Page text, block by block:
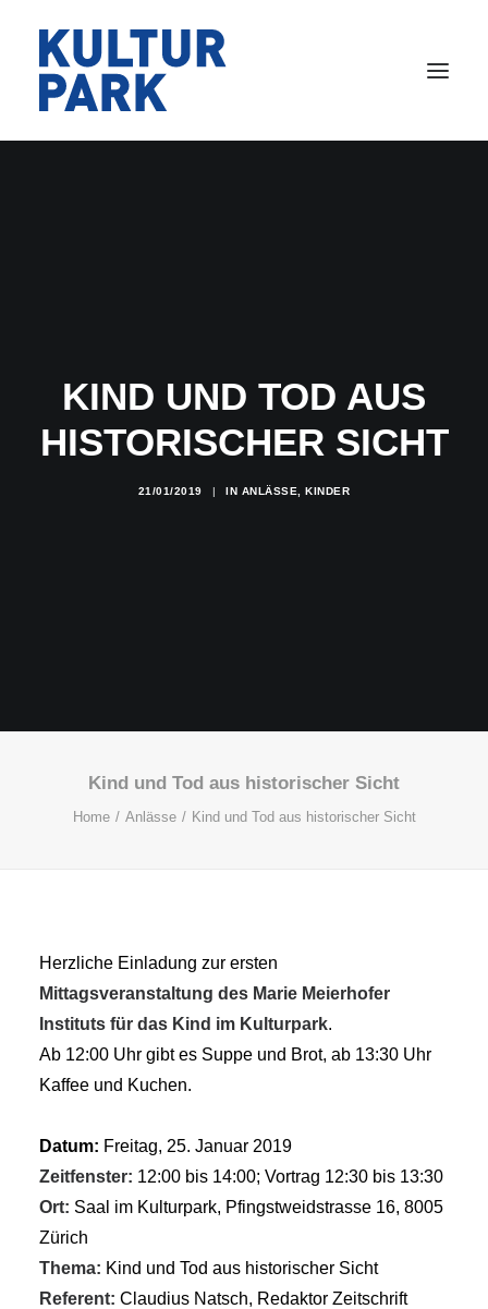
KONTAKT
KIND UND TOD AUS
HISTORISCHER SICHT
21/01/2019 | IN ANLÄSSE ,KINDER
Kind und Tod aus historischer Sicht
Home Anlässe Kind und Tod aus historischer Sicht
Herzliche Einladung zur ersten
Mittagsveranstaltung des Marie Meierhofer
Instituts für das Kind im Kulturpark.
Ab 12:00 Uhr gibt es Suppe und Brot, ab 13:30 Uhr
Kaffee und Kuchen.
Datum: Freitag, 25. Januar 2019
Zeitfenster: 12:00 bis 14:00; Vortrag 12:30 bis 13:30
Ort: Saal im Kulturpark, Pfingstweidstrasse 16, 8005
Zürich
Thema: Kind und Tod aus historischer Sicht
Referent: Claudius Natsch, Redaktor Zeitschrift